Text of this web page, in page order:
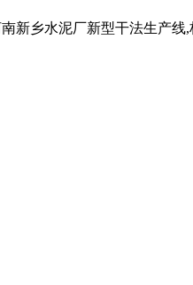
乡水泥厂新型干法生产